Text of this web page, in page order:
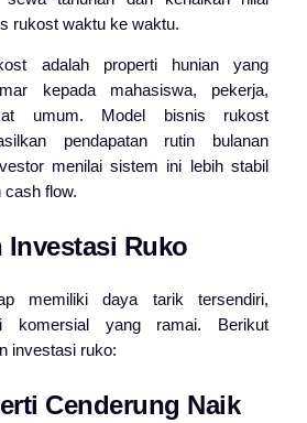
waktu ke waktu.
adalah properti hunian yang
kepada mahasiswa, pekerja,
umum. Model bisnis rukost
pendapatan rutin bulanan
menilai sistem ini lebih stabil
cash flow.
Ruko
memiliki daya tarik tersendiri,
komersial yang ramai. Berikut
investasi ruko:
Cenderung Naik